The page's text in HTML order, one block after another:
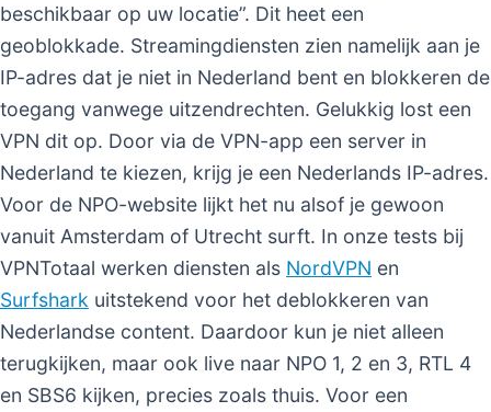
beschikbaar op uw locatie”. Dit heet een
geoblokkade. Streamingdiensten zien namelijk aan je
IP-adres dat je niet in Nederland bent en blokkeren de
toegang vanwege uitzendrechten. Gelukkig lost een
VPN dit op. Door via de VPN-app een server in
Nederland te kiezen, krijg je een Nederlands IP-adres.
Voor de NPO-website lijkt het nu alsof je gewoon
vanuit Amsterdam of Utrecht surft. In onze tests bij
VPNTotaal werken diensten als NordVPN en
Surfshark uitstekend voor het deblokkeren van
Nederlandse content. Daardoor kun je niet alleen
terugkijken, maar ook live naar NPO 1, 2 en 3, RTL 4
en SBS6 kijken, precies zoals thuis. Voor een